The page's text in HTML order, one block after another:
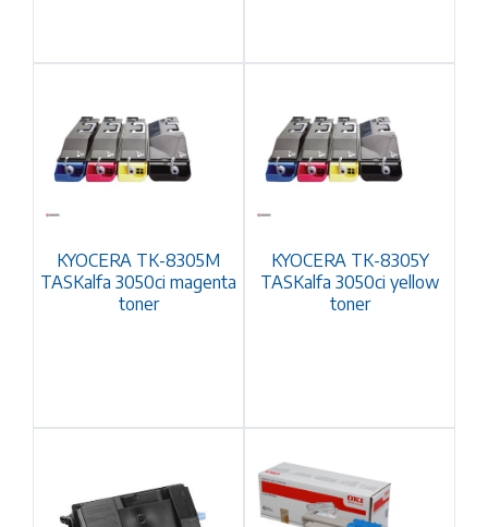
KYOCERA TK-8305M
TASKalfa 3050ci magenta
toner
KYOCERA TK-8305Y
TASKalfa 3050ci yellow
toner